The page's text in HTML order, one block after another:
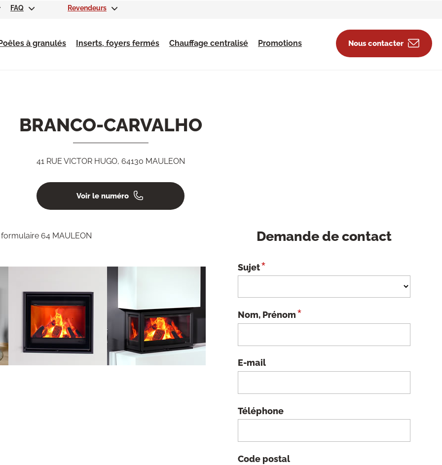
à granulés Inserts, foyers fermés Chauffage centralisé Promotions Nous contacter
FAQ Revendeurs
BRANCO-CARVALHO
41 RUE VICTOR HUGO, 64130 MAULEON
Voir le numéro
Demande de contact
Sujet*
Nom, Prénom*
E-mail
Téléphone
Code postal